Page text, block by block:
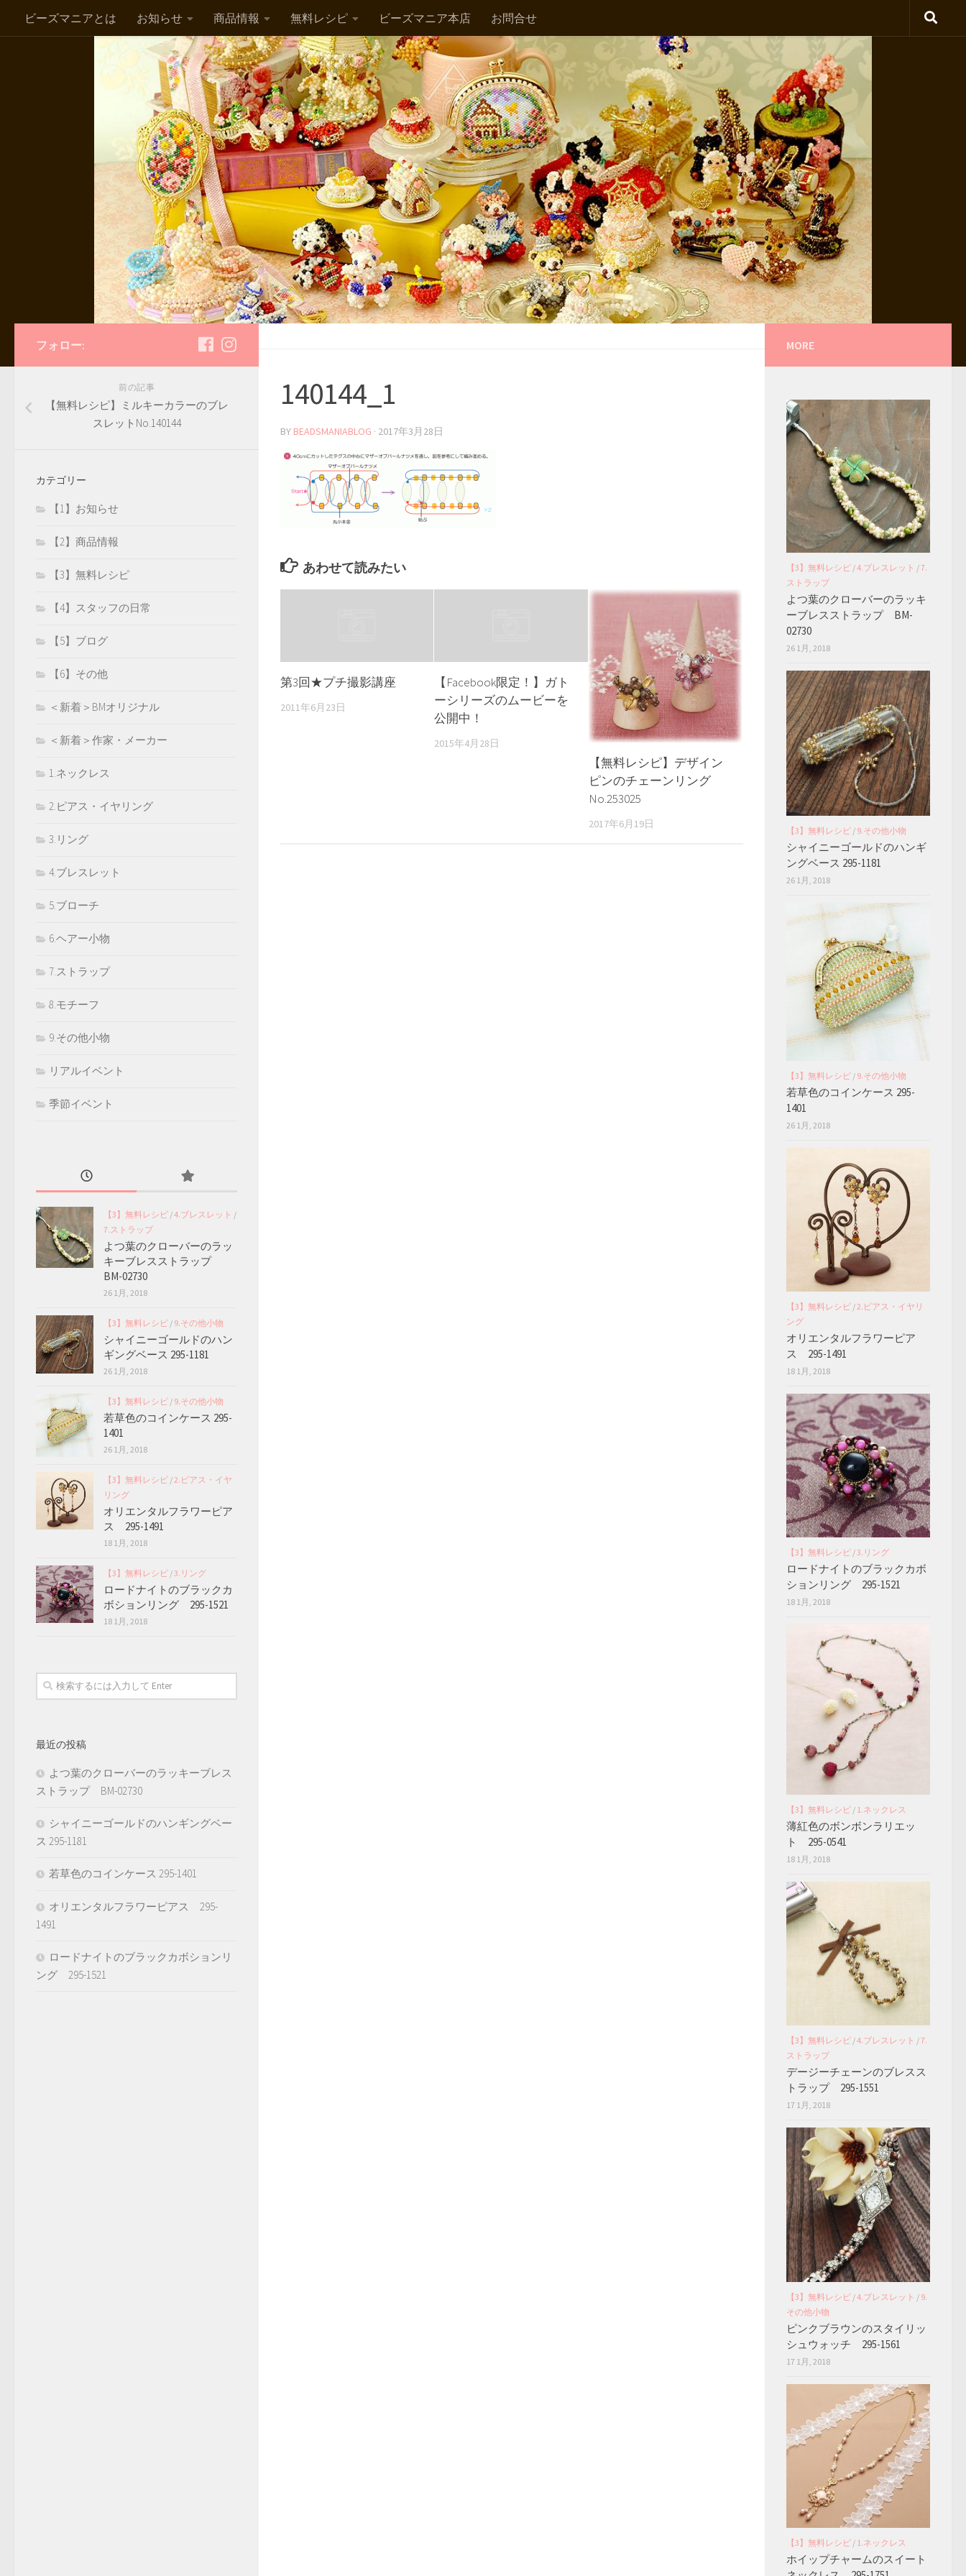
ビーズマニアとは お知らせ 商品情報 無料レシピ ビーズマニア本店 お問合せ
140144_1
BY BEADSMANIABLOG · 2017年3月28日
あわせて読みたい
第3回★プチ撮影講座
2011年6月23日
【Facebook限定！】ガト
ーシリーズのムービーを
公開中！
2015年4月28日
【無料レシピ】デザイン
ピンのチェーンリング
No.253025
2017年6月19日
フォロー:
前の記事
【無料レシピ】ミルキーカラーのブレ
スレットNo.140144
カテゴリー
【1】お知らせ
【2】商品情報
【3】無料レシピ
【4】スタッフの日常
【5】ブログ
【6】その他
＜新着＞BMオリジナル
＜新着＞作家・メーカー
1.ネックレス
2.ピアス・イヤリング
3.リング
4.ブレスレット
5.ブローチ
6.ヘアー小物
7.ストラップ
8.モチーフ
9.その他小物
リアルイベント
季節イベント
【3】無料レシピ /4.ブレスレット /
7.ストラップ
よつ葉のクローバーのラッ
キーブレスストラップ
BM-02730
26 1月, 2018
【3】無料レシピ / 9.その他小物
シャイニーゴールドのハン
ギングベース 295-1181
26 1月, 2018
【3】無料レシピ / 9.その他小物
若草色のコインケース 295-
1401
26 1月, 2018
【3】無料レシピ /2.ピアス・イヤ
リング
オリエンタルフラワーピア
ス 295-1491
18 1月, 2018
【3】無料レシピ /3.リング
ロードナイトのブラックカ
ボションリング 295-1521
18 1月, 2018
最近の投稿
よつ葉のクローバーのラッキーブレス
ストラップ BM-02730
シャイニーゴールドのハンギングベー
ス 295-1181
若草色のコインケース 295-1401
オリエンタルフラワーピアス 295-
1491
ロードナイトのブラックカボションリ
ング 295-1521
MORE
【3】無料レシピ /4.ブレスレット /7.
ストラップ
よつ葉のクローバーのラッキ
ーブレスストラップ BM-
02730
26 1月, 2018
【3】無料レシピ / 9.その他小物
シャイニーゴールドのハンギ
ングベース 295-1181
26 1月, 2018
【3】無料レシピ / 9.その他小物
若草色のコインケース 295-
1401
26 1月, 2018
【3】無料レシピ /2.ピアス・イヤリ
ング
オリエンタルフラワーピア
ス 295-1491
18 1月, 2018
【3】無料レシピ /3.リング
ロードナイトのブラックカボ
ションリング 295-1521
18 1月, 2018
【3】無料レシピ / 1.ネックレス
薄紅色のボンボンラリエッ
ト 295-0541
18 1月, 2018
【3】無料レシピ /4.ブレスレット /7.
ストラップ
デージーチェーンのブレスス
トラップ 295-1551
17 1月, 2018
【3】無料レシピ /4.ブレスレット / 9.
その他小物
ピンクブラウンのスタイリッ
シュウォッチ 295-1561
17 1月, 2018
【3】無料レシピ / 1.ネックレス
ホイップチャームのスイート